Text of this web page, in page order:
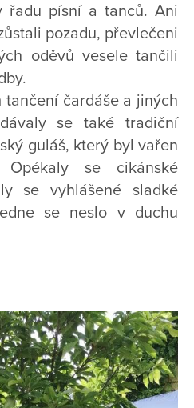
řadu písní a tanců. Ani
pozadu, převlečeni
oděvů vesele tančili
tančení čardáše a jiných
se také tradiční
guláš, který byl vařen
se cikánské
se vyhlášené sladké
se neslo v duchu